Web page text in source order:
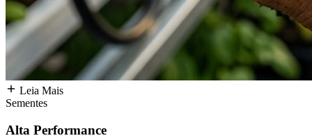
Leia Mais
Sementes
Alta Performance